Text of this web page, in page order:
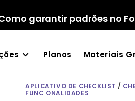
garantir padrões no
Planos Materiais
APLICATIVO DE CHECKLIST /
FUNCIONALIDADES